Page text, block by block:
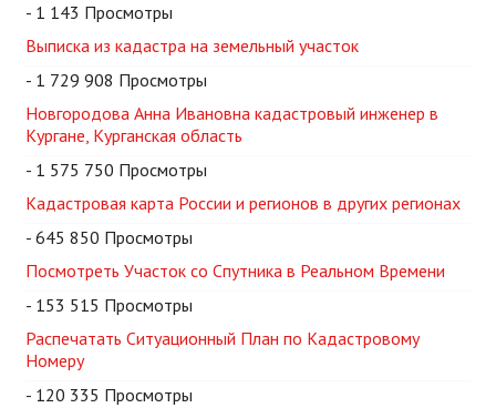
- 1 143 Просмотры
Выписка из кадастра на земельный участок
- 1 729 908 Просмотры
Новгородова Анна Ивановна кадастровый инженер в
Кургане, Курганская область
- 1 575 750 Просмотры
Кадастровая карта России и регионов в других регионах
- 645 850 Просмотры
Посмотреть Участок со Спутника в Реальном Времени
- 153 515 Просмотры
Распечатать Ситуационный План по Кадастровому
Номеру
- 120 335 Просмотры